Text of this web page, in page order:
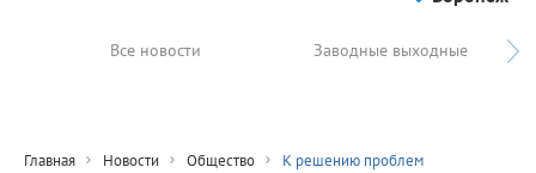
Все новости Заводные выходные
Главная Новости Общество
К решению проблем